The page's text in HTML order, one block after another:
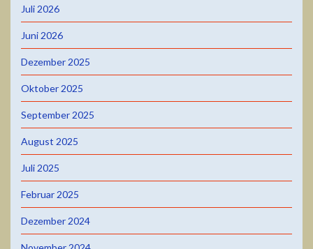
Juli 2026
Juni 2026
Dezember 2025
Oktober 2025
September 2025
August 2025
Juli 2025
Februar 2025
Dezember 2024